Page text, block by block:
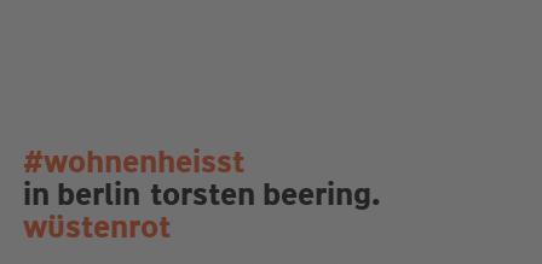
#wohnenheisst
in berlin torsten beering.
wüstenrot